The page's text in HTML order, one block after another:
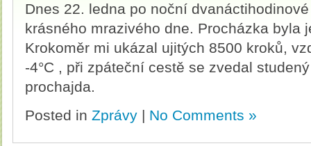
Dnes 22. ledna po noční
krásného mrazivého dne. Procházka byla
Krokoměr mi ukázal ujitých 8500 kroků,
-4°C , při zpáteční cestě se zvedal
prochajda.
Posted in Zprávy | No Comments »